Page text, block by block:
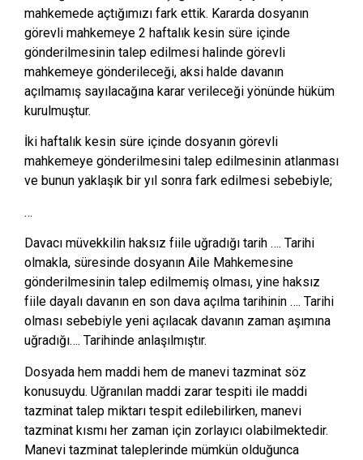
mahkemede açtığımızı fark ettik. Kararda dosyanın
görevli mahkemeye 2 haftalık kesin süre içinde
gönderilmesinin talep edilmesi halinde görevli
mahkemeye gönderileceği, aksi halde davanın
açılmamış sayılacağına karar verileceği yönünde hüküm
kurulmuştur.
İki haftalık kesin süre içinde dosyanın görevli
mahkemeye gönderilmesini talep edilmesinin atlanması
ve bunun yaklaşık bir yıl sonra fark edilmesi sebebiyle;
…
Davacı müvekkilin haksız fiile uğradığı tarih …. Tarihi
olmakla, süresinde dosyanın Aile Mahkemesine
gönderilmesinin talep edilmemiş olması, yine haksız
fiile dayalı davanın en son dava açılma tarihinin …. Tarihi
olması sebebiyle yeni açılacak davanın zaman aşımına
uğradığı…. Tarihinde anlaşılmıştır.
Dosyada hem maddi hem de manevi tazminat söz
konusuydu. Uğranılan maddi zarar tespiti ile maddi
tazminat talep miktarı tespit edilebilirken, manevi
tazminat kısmı her zaman için zorlayıcı olabilmektedir.
Manevi tazminat taleplerinde mümkün olduğunca